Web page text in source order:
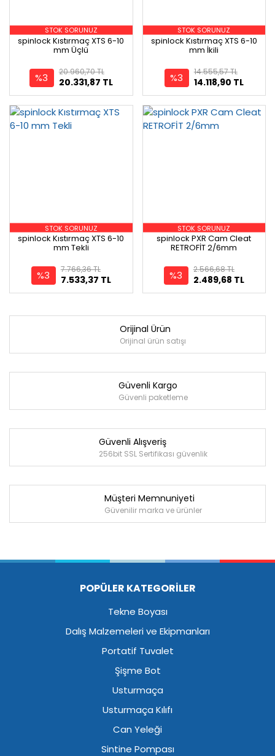
STOK SORUNUZ
spinlock Kıstırmaç XTS 6-10
mm Üçlü
%3 20.331,87 TL
20.960,70 TL
STOK SORUNUZ
spinlock Kıstırmaç XTS 6-10
mm İkili
%3 14.118,90 TL
14.555,57 TL
STOK SORUNUZ
spinlock Kıstırmaç XTS 6-10
mm Tekli
%3 7.533,37 TL
7.766,36 TL
STOK SORUNUZ
spinlock PXR Cam Cleat
RETROFİT 2/6mm
%3 2.489,68 TL
2.566,68 TL
Orijinal Ürün
Orijinal ürün satışı
Güvenli Kargo
Güvenli paketleme
Güvenli Alışveriş
256bit SSL Sertifikası güvenlik
Müşteri Memnuniyeti
Güvenilir marka ve ürünler
POPÜLER KATEGORİLER
Tekne Boyası
Dalış Malzemeleri ve Ekipmanları
Portatif Tuvalet
Şişme Bot
Usturmaça
Usturmaça Kılıfı
Can Yeleği
Sintine Pompası